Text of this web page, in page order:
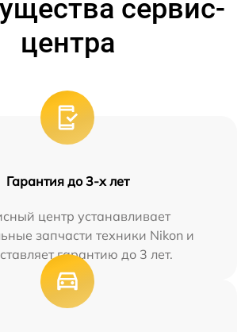
сервис-
центра
Гарантия до 3-х лет
центр устанавливает
запчасти техники Nikon и
гарантию до 3 лет.